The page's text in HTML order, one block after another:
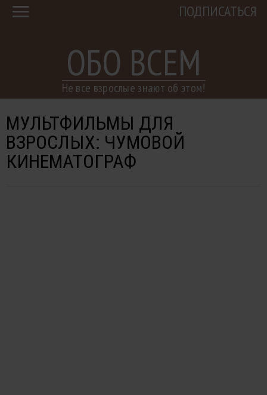
ОБО ВСЕМ
Не все взрослые знают об этом!
ПОДПИСАТЬСЯ
МУЛЬТФИЛЬМЫ ДЛЯ
ВЗРОСЛЫХ: ЧУМОВОЙ
КИНЕМАТОГРАФ